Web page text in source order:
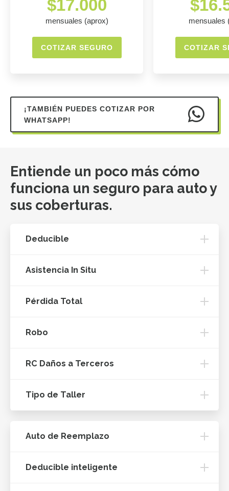
$17.000
mensuales (aprox)
COTIZAR SEGURO
mensuales
COTIZAR
¡TAMBIÉN PUEDES COTIZAR POR
WHATSAPP!
Entiende un poco más cómo
funciona un seguro para auto y
sus coberturas.
Deducible
Asistencia In Situ
Pérdida Total
Robo
RC Daños a Terceros
Tipo de Taller
Auto de Reemplazo
Deducible inteligente